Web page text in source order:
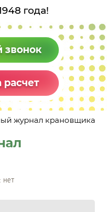
года!
звонок
расчет
журнал крановщика
нет